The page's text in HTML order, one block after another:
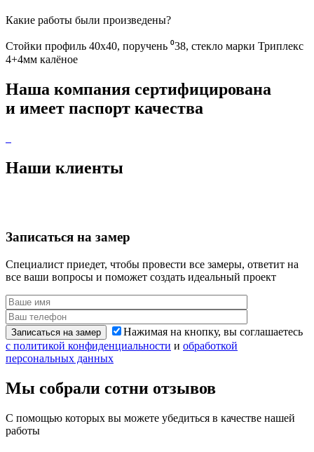
Какие работы были произведены?
Стойки профиль 40х40, поручень ⁰38, стекло марки Триплекс
4+4мм калёное
Наша компания сертифицирована
и имеет паспорт качества
Наши клиенты
Записаться на замер
Специалист приедет, чтобы провести все замеры, ответит на
все ваши вопросы и поможет создать идеальный проект
Записаться на замер
Нажимая на кнопку, вы соглашаетесь
с политикой конфиденциальности и обработкой
персональных данных
Мы собрали сотни отзывов
С помощью которых вы можете убедиться в качестве нашей
работы